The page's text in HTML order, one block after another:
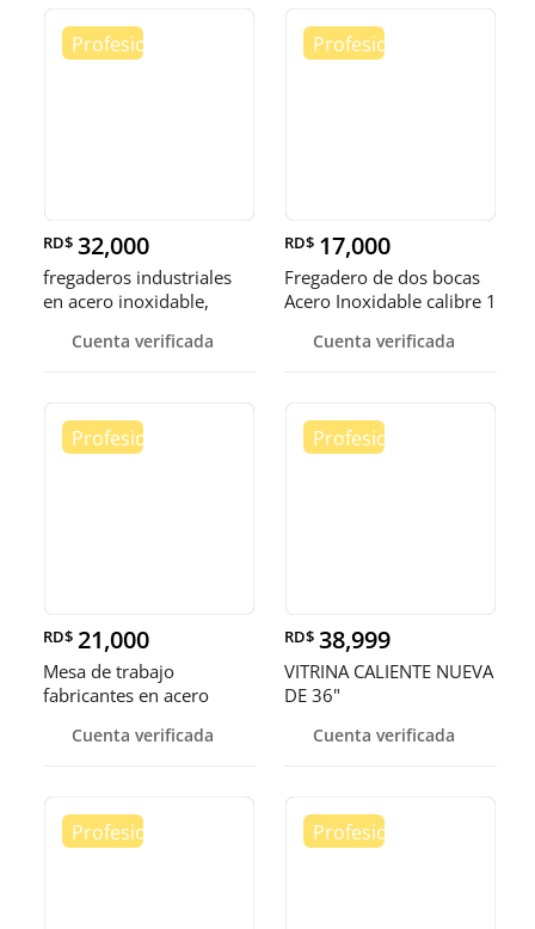
RD$ 32,000
fregaderos industriales
en acero inoxidable,
Cuenta verificada
RD$ 17,000
Fregadero de dos bocas
Acero Inoxidable calibre 1
Cuenta verificada
RD$ 21,000
Mesa de trabajo
fabricantes en acero
Cuenta verificada
RD$ 38,999
VITRINA CALIENTE NUEVA
DE 36"
Cuenta verificada